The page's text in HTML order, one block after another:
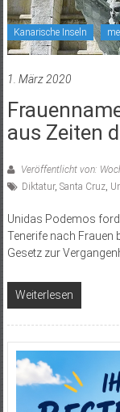
Kanarische Inseln
1. März 2020
aus Zeiten
Veröffentlicht von:
Diktatur, Santa Cruz,
Unidas Podemos
Tenerife nach Frauen
Gesetz zur
Weiterlesen